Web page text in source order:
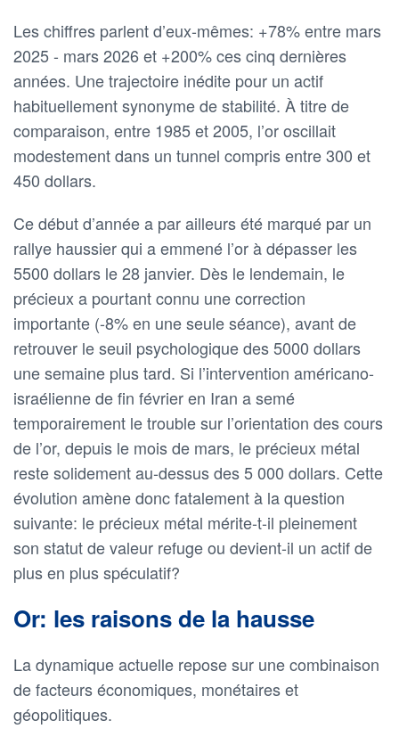
Les chiffres parlent d’eux-mêmes: +78% entre mars
2025 - mars 2026 et +200% ces cinq dernières
années. Une trajectoire inédite pour un actif
habituellement synonyme de stabilité. À titre de
comparaison, entre 1985 et 2005, l’or oscillait
modestement dans un tunnel compris entre 300 et
450 dollars.
Ce début d’année a par ailleurs été marqué par un
rallye haussier qui a emmené l’or à dépasser les
5500 dollars le 28 janvier. Dès le lendemain, le
précieux a pourtant connu une correction
importante (-8% en une seule séance), avant de
retrouver le seuil psychologique des 5000 dollars
une semaine plus tard. Si l’intervention américano-
israélienne de fin février en Iran a semé
temporairement le trouble sur l’orientation des cours
de l’or, depuis le mois de mars, le précieux métal
reste solidement au-dessus des 5 000 dollars. Cette
évolution amène donc fatalement à la question
suivante: le précieux métal mérite-t-il pleinement
son statut de valeur refuge ou devient-il un actif de
plus en plus spéculatif?
Or: les raisons de la hausse
La dynamique actuelle repose sur une combinaison
de facteurs économiques, monétaires et
géopolitiques.